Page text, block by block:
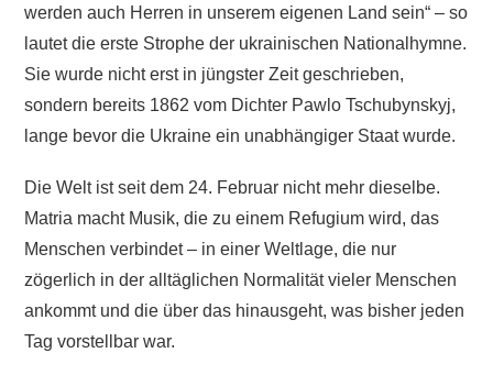
werden auch Herren in unserem eigenen Land sein“ – so
lautet die erste Strophe der ukrainischen Nationalhymne.
Sie wurde nicht erst in jüngster Zeit geschrieben,
sondern bereits 1862 vom Dichter Pawlo Tschubynskyj,
lange bevor die Ukraine ein unabhängiger Staat wurde.
Die Welt ist seit dem 24. Februar nicht mehr dieselbe.
Matria macht Musik, die zu einem Refugium wird, das
Menschen verbindet – in einer Weltlage, die nur
zögerlich in der alltäglichen Normalität vieler Menschen
ankommt und die über das hinausgeht, was bisher jeden
Tag vorstellbar war.